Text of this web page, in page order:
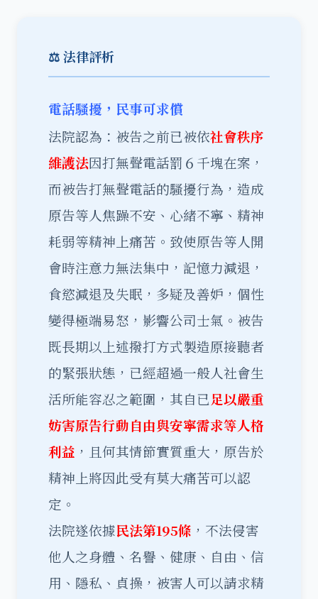
⚖️ 法律評析
電話騷擾，民事可求償
法院認為：被告之前已被依社會秩序
維護法因打無聲電話罰６千塊在案，
而被告打無聲電話的騷擾行為，造成
原告等人焦躁不安、心緒不寧、精神
耗弱等精神上痛苦。致使原告等人開
會時注意力無法集中，記憶力減退，
食慾減退及失眠，多疑及善妒，個性
變得極端易怒，影響公司士氣。被告
既長期以上述撥打方式製造原接聽者
的緊張狀態，已經超過一般人社會生
活所能容忍之範圍，其自已足以嚴重
妨害原告行動自由與安寧需求等人格
利益 ，且何其情節實質重大，原告於
精神上將因此受有莫大痛苦可以認
定。
法院遂依據民法第195條 ，不法侵害
他人之身體、名譽、健康、自由、信
用、隱私、貞操，被害人可以請求精